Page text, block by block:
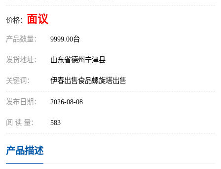
价格： 面议
产品数量： 9999.00台
发货地址： 山东省德州宁津县
关键词： 伊春出售食品螺旋塔出售
发布日期： 2026-08-08
阅 读 量： 583
产品描述